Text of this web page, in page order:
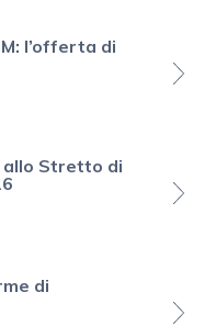
l’offerta di
allo Stretto di
di